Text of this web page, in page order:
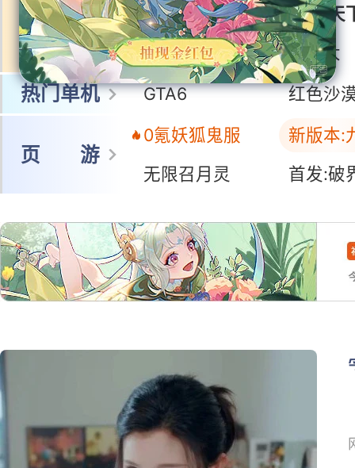
多端游戏
洛克王国:世界
三国:天
三国:天
蓝色星原:旅谣 无限大
热门单机 GTA6 红色沙
页 游
0氪妖狐鬼服
新版本:
无限召月灵
首发:破